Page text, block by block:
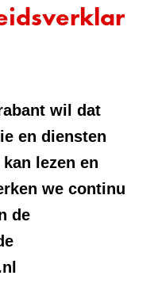
wil dat
en diensten
lezen en
we continu
de